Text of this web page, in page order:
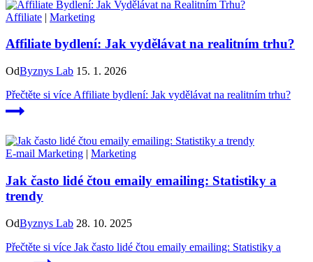
Affiliate | Marketing
Affiliate bydlení: Jak vydělávat na realitním trhu?
OdByznys Lab 15. 1. 2026
Přečtěte si více Affiliate bydlení: Jak vydělávat na realitním trhu?
E-mail Marketing | Marketing
Jak často lidé čtou emaily emailing: Statistiky a
trendy
OdByznys Lab 28. 10. 2025
Přečtěte si více Jak často lidé čtou emaily emailing: Statistiky a